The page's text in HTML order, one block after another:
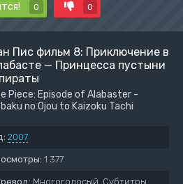
0 0
Пис фильм 8: Приключение в
— Принцесса пустыни
Piece: Episode of Alabaster -
no Ojou to Kaizoku Tachi
2007
1 377
Многоголосый, Субтитры